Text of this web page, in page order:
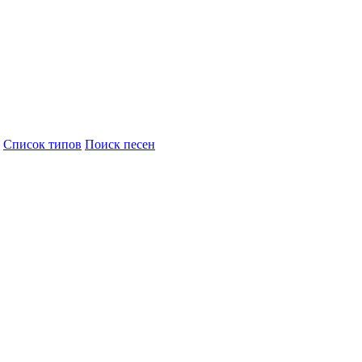
Cписок типов Поиск песен